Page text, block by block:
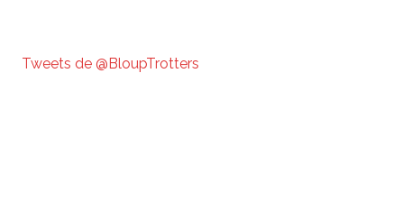
Tweets de @BloupTrotters